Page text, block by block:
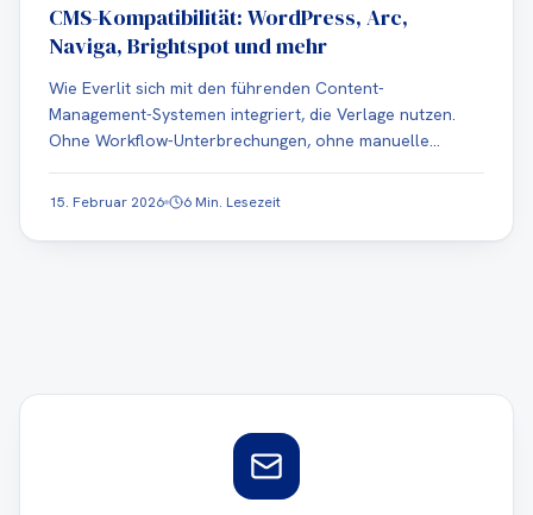
CMS-Kompatibilität: WordPress, Arc,
Naviga, Brightspot und mehr
Wie Everlit sich mit den führenden Content-
Management-Systemen integriert, die Verlage nutzen.
Ohne Workflow-Unterbrechungen, ohne manuelle
15. Februar 2026 6 Min. Lesezeit